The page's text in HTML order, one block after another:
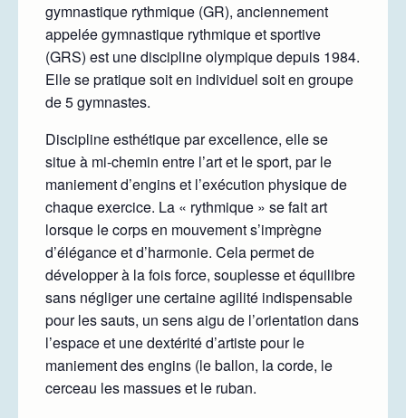
gymnastique rythmique (GR), anciennement
appelée gymnastique rythmique et sportive
(GRS) est une discipline olympique depuis 1984.
Elle se pratique soit en individuel soit en groupe
de 5 gymnastes.
Discipline esthétique par excellence, elle se
situe à mi-chemin entre l’art et le sport, par le
maniement d’engins et l’exécution physique de
chaque exercice. La « rythmique » se fait art
lorsque le corps en mouvement s’imprègne
d’élégance et d’harmonie. Cela permet de
développer à la fois force, souplesse et équilibre
sans négliger une certaine agilité indispensable
pour les sauts, un sens aigu de l’orientation dans
l’espace et une dextérité d’artiste pour le
maniement des engins (le ballon, la corde, le
cerceau les massues et le ruban.